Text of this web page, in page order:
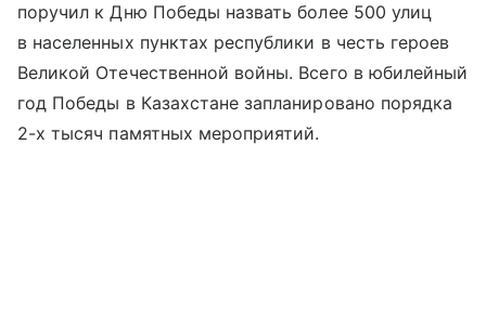
поручил к Дню Победы назвать более 500 улиц
в населенных пунктах республики в честь героев
Великой Отечественной войны. Всего в юбилейный
год Победы в Казахстане запланировано порядка
2-х тысяч памятных мероприятий.